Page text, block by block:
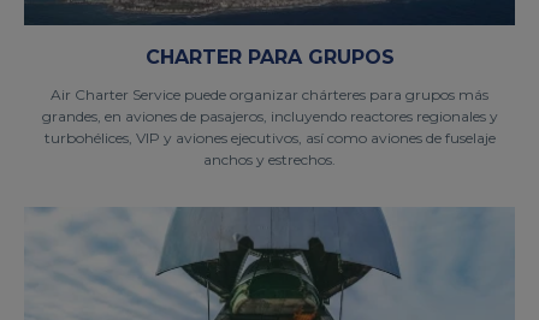
CHARTER PARA GRUPOS
Air Charter Service puede organizar chárteres para grupos más
grandes, en aviones de pasajeros, incluyendo reactores regionales y
turbohélices, VIP y aviones ejecutivos, así como aviones de fuselaje
anchos y estrechos.